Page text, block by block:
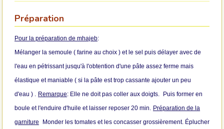
Préparation
Pour la préparation de mhajeb:
Mélanger la semoule ( farine au choix ) et le sel puis délayer avec de
l'eau en pétrissant jusqu'à l'obtention d'une pâte assez ferme mais
élastique et maniable ( si la pâte est trop cassante ajouter un peu
d'eau ) . Remarque: Elle ne doit pas coller aux doigts.
Puis former en
boule et l'enduire d'huile et laisser reposer 20 min. Préparation de la
garniture
Monder les tomates et les concasser grossièrement. Éplucher